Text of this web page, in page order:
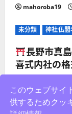
mahoroba19
未分類 神社仏閣
長野市真
喜式内社の
このウェブサイ
供するためクッ